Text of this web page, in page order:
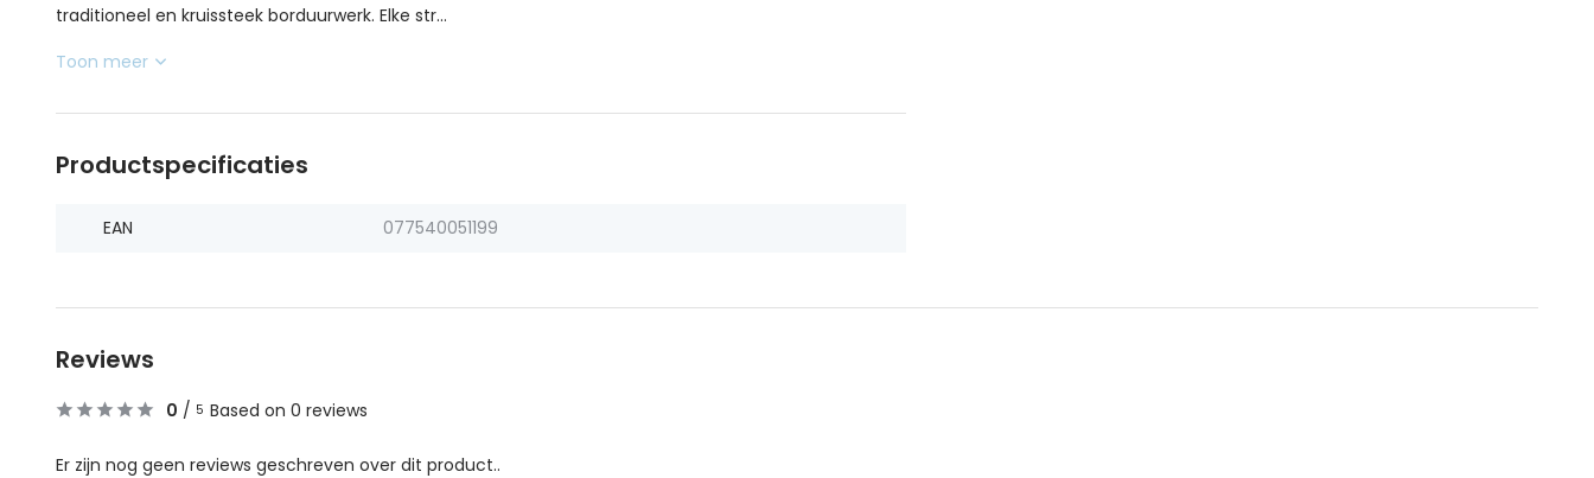
traditioneel en kruissteek borduurwerk. Elke str...
Toon meer
Productspecificaties
EAN 077540051199
Reviews
0 / 5 Based on 0 reviews
Er zijn nog geen reviews geschreven over dit product..